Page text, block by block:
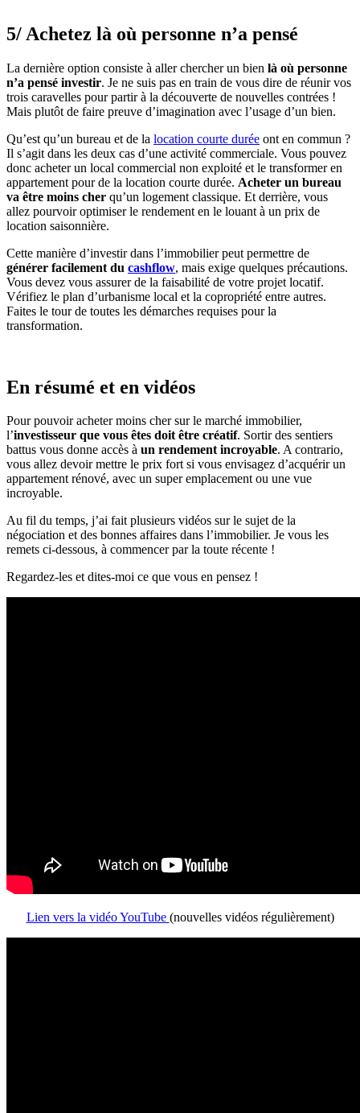
5/ Achetez là où personne n’a pensé
La dernière option consiste à aller chercher un bien là où personne
n’a pensé investir. Je ne suis pas en train de vous dire de réunir vos
trois caravelles pour partir à la découverte de nouvelles contrées !
Mais plutôt de faire preuve d’imagination avec l’usage d’un bien.
Qu’est qu’un bureau et de la location courte durée ont en commun ?
Il s’agit dans les deux cas d’une activité commerciale. Vous pouvez
donc acheter un local commercial non exploité et le transformer en
appartement pour de la location courte durée. Acheter un bureau
va être moins cher qu’un logement classique. Et derrière, vous
allez pourvoir optimiser le rendement en le louant à un prix de
location saisonnière.
Cette manière d’investir dans l’immobilier peut permettre de
générer facilement du cashflow, mais exige quelques précautions.
Vous devez vous assurer de la faisabilité de votre projet locatif.
Vérifiez le plan d’urbanisme local et la copropriété entre autres.
Faites le tour de toutes les démarches requises pour la
transformation.
En résumé et en vidéos
Pour pouvoir acheter moins cher sur le marché immobilier,
l’investisseur que vous êtes doit être créatif. Sortir des sentiers
battus vous donne accès à un rendement incroyable. A contrario,
vous allez devoir mettre le prix fort si vous envisagez d’acquérir un
appartement rénové, avec un super emplacement ou une vue
incroyable.
Au fil du temps, j’ai fait plusieurs vidéos sur le sujet de la
négociation et des bonnes affaires dans l’immobilier. Je vous les
remets ci-dessous, à commencer par la toute récente !
Regardez-les et dites-moi ce que vous en pensez !
Lien vers la vidéo YouTube (nouvelles vidéos régulièrement)